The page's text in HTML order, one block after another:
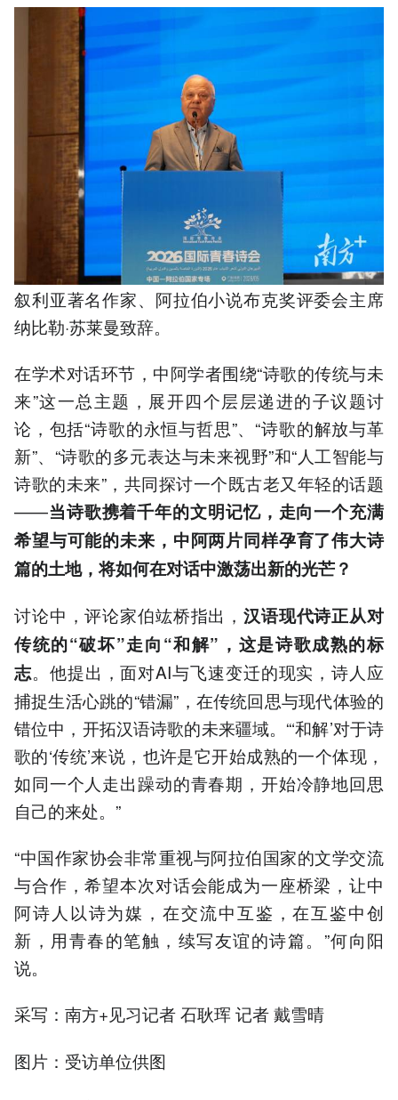
叙利亚著名作家、阿拉伯小说布克奖评委会主席
纳比勒·苏莱曼致辞。
在学术对话环节，中阿学者围绕“诗歌的传统与未
来”这一总主题，展开四个层层递进的子议题讨
论，包括“诗歌的永恒与哲思”、“诗歌的解放与革
新”、“诗歌的多元表达与未来视野”和“人工智能与
诗歌的未来”，共同探讨一个既古老又年轻的话题
——当诗歌携着千年的文明记忆，走向一个充满
希望与可能的未来，中阿两片同样孕育了伟大诗
篇的土地，将如何在对话中激荡出新的光芒？
讨论中，评论家伯竑桥指出，汉语现代诗正从对
传统的“破坏”走向“和解”，这是诗歌成熟的标
志。他提出，面对AI与飞速变迁的现实，诗人应
捕捉生活心跳的“错漏”，在传统回思与现代体验的
错位中，开拓汉语诗歌的未来疆域。“‘和解’对于诗
歌的‘传统’来说，也许是它开始成熟的一个体现，
如同一个人走出躁动的青春期，开始冷静地回思
自己的来处。”
“中国作家协会非常重视与阿拉伯国家的文学交流
与合作，希望本次对话会能成为一座桥梁，让中
阿诗人以诗为媒，在交流中互鉴，在互鉴中创
新，用青春的笔触，续写友谊的诗篇。”何向阳
说。
采写：南方+见习记者 石耿珲 记者 戴雪晴
图片：受访单位供图